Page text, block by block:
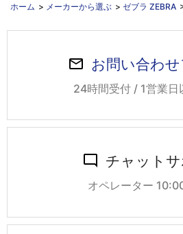
ホーム > メーカーから選ぶ > ゼブラ ZEBRA
お問い合わ
24時間受付 / 1営業日
チャットサ
オペレーター